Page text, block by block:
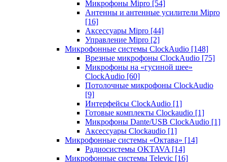
Микрофоны Mipro [54]
Антенны и антенные усилители Mipro
[16]
Аксессуары Mipro [44]
Управление Mipro [2]
Микрофонные системы ClockAudio [148]
Врезные микрофоны ClockAudio [75]
Микрофоны на «гусиной шее»
ClockAudio [60]
Потолочные микрофоны ClockAudio
[9]
Интерфейсы ClockAudio [1]
Готовые комплекты Clockaudio [1]
Микрофоны Dante/USB ClockAudio [1]
Аксессуары Clockaudio [1]
Микрофонные системы «Октава» [14]
Радиосистемы OKTAVA [14]
Микрофонные системы Televic [16]